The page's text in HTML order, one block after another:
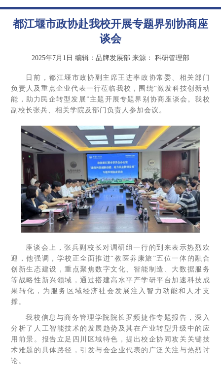
都江堰市政协赴我校开展专题界别协商座
谈会
2025年7月1日 编辑：品牌发展部 来源： 科研管理部
日前，都江堰市政协副主席王进率政协常委、相关部门
负责人及重点企业代表一行莅临我校，围绕“激发科技创新动
能，助力民企转型发展”主题开展专题界别协商座谈会。我校
副校长张兵、相关学院及部门负责人参加会议。
座谈会上，张兵副校长对调研组一行的到来表示热烈欢
迎，他强调，学校正全面推进“教医养康旅”五位一体的融合
创新生态建设，重点聚焦数字文化、智能制造、大数据服务
等战略性新兴领域，通过搭建高水平产学研平台加速科技成
果转化，为服务区域经济社会发展注入智力动能和人才支
撑。
我校信息与商务管理学院院长罗频捷作专题报告，深入
分析了人工智能技术的发展趋势及其在产业转型升级中的应
用前景。报告立足四川区域特色，提出校企协同攻关关键技
术难题的具体路径，引发与会企业代表的广泛关注与热烈讨
论。